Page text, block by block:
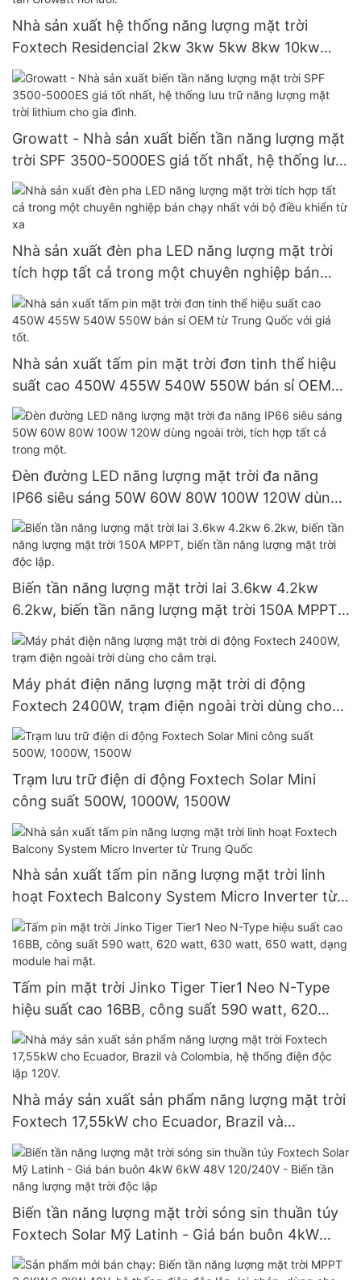
Nhà sản xuất hệ thống năng lượng mặt trời
Foxtech Residencial 2kw 3kw 5kw 8kw 10kw
cho nhà ở, tích hợp biến tần Growatt nối lưới.
Growatt - Nhà sản xuất biến tần năng lượng mặt
trời SPF 3500-5000ES giá tốt nhất, hệ thống lưu
trữ năng lượng mặt trời lithium cho gia đình.
Nhà sản xuất đèn pha LED năng lượng mặt trời
tích hợp tất cả trong một chuyên nghiệp bán
chạy nhất với bộ điều khiển từ xa
Nhà sản xuất tấm pin mặt trời đơn tinh thể hiệu
suất cao 450W 455W 540W 550W bán sỉ OEM
từ Trung Quốc với giá tốt.
Đèn đường LED năng lượng mặt trời đa năng
IP66 siêu sáng 50W 60W 80W 100W 120W dùng
ngoài trời, tích hợp tất cả trong một.
Biến tần năng lượng mặt trời lai 3.6kw 4.2kw
6.2kw, biến tần năng lượng mặt trời 150A MPPT,
biến tần năng lượng mặt trời độc lập.
Máy phát điện năng lượng mặt trời di động
Foxtech 2400W, trạm điện ngoài trời dùng cho
cắm trại.
Trạm lưu trữ điện di động Foxtech Solar Mini
công suất 500W, 1000W, 1500W
Nhà sản xuất tấm pin năng lượng mặt trời linh
hoạt Foxtech Balcony System Micro Inverter từ
Trung Quốc
Tấm pin mặt trời Jinko Tiger Tier1 Neo N-Type
hiệu suất cao 16BB, công suất 590 watt, 620
watt, 630 watt, 650 watt, dạng module hai mặt.
Nhà máy sản xuất sản phẩm năng lượng mặt trời
Foxtech 17,55kW cho Ecuador, Brazil và
Colombia, hệ thống điện độc lập 120V.
Biến tần năng lượng mặt trời sóng sin thuần túy
Foxtech Solar Mỹ Latinh - Giá bán buôn 4kW
6kW 48V 120/240V - Biến tần năng lượng mặt